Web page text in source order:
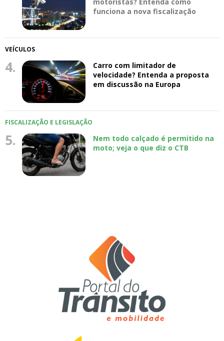
funciona a nova fiscalização
VEÍCULOS
4.
Carro com limitador de
velocidade? Entenda a proposta
em discussão na Europa
FISCALIZAÇÃO E LEGISLAÇÃO
5.
Nem todo calçado é permitido na
moto; veja o que diz o CTB